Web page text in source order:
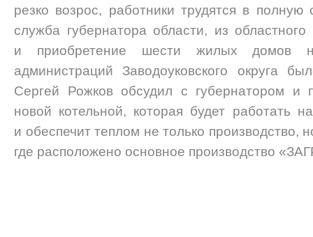
резко возрос, работники трудятся в полную
служба губернатора области, из
и приобретение шести жилых домов
администраций Заводоуковского округа
Сергей Рожков обсудил с губернатором и
новой котельной, которая будет работать
и обеспечит теплом не только производство,
где расположено основное производство